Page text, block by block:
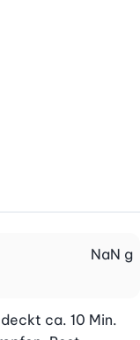
NaN g
ca. 10 Min.